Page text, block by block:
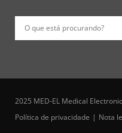
O que está procurando?
2025 MED-EL Medical
Política de privacidade
Nota